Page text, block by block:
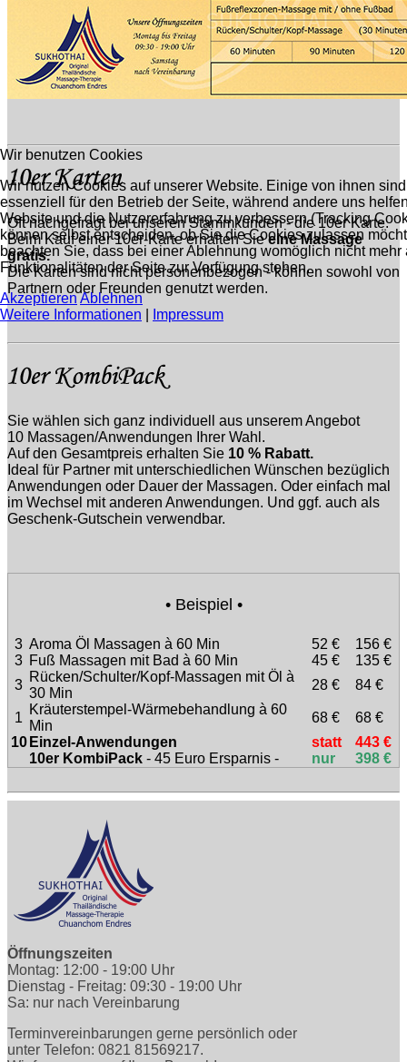
Oft nachgefragt bei unseren Stammkunden - die 10er Karte.
Beim Kauf einer 10er-Karte erhalten Sieeine Massage
gratis.
Die Karten sind nicht personenbezogen - können sowohl von
Partnern oder Freunden genutzt werden.
Sie wählen sich ganz individuell aus unserem Angebot
10 Massagen/Anwendungen Ihrer Wahl.
Auf den Gesamtpreis erhalten Sie 10 % Rabatt.
Ideal für Partner mit unterschiedlichen Wünschen bezüglich
Anwendungen oder Dauer der Massagen. Oder einfach mal
im Wechsel mit anderen Anwendungen. Und ggf. auch als
Geschenk-Gutschein verwendbar.
• Beispiel •
3 Aroma Öl Massagen à 60 Min 52 €
156 €
3 Fuß Massagen mit Bad à 60 Min 45 €
135 €
3
Rücken/Schulter/Kopf-Massagen mit Öl à
30 Min
28 € 84 €
1
Kräuterstempel-Wärmebehandlung à 60
Min
68 €
68 €
10 Einzel-Anwendungen statt
443 €
10er KombiPack - 45 Euro Ersparnis - nur 398 €
Öffnungszeiten
Montag: 12:00 - 19:00 Uhr
Dienstag - Freitag: 09:30 - 19:00 Uhr
Sa: nur nach Vereinbarung
Terminvereinbarungen gerne persönlich oder
unter Telefon: 0821 81569217.
Wir benutzen Cookies
Wir nutzen Cookies auf unserer Website. Einige von ihnen sind
essenziell für den Betrieb der Seite, während andere uns
Website und die Nutzererfahrung zu verbessern (Tracking
können selbst entscheiden, ob Sie die Cookies zulassen
beachten Sie, dass bei einer Ablehnung womöglich nicht mehr
Funktionalitäten der Seite zur Verfügung stehen.
AkzeptierenAblehnen
Weitere Informationen
Impressum